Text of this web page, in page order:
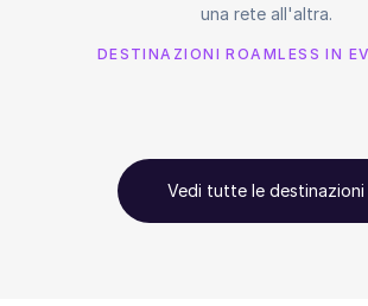
una rete all'altra.
DESTINAZIONI ROAMLESS IN
Vedi tutte le destinazioni